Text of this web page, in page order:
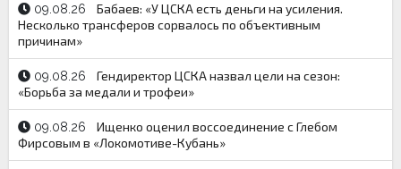
09.08.26
Бабаев: «У ЦСКА есть деньги на усиления.
Несколько трансферов сорвалось по объективным
причинам»
09.08.26
Гендиректор ЦСКА назвал цели на сезон:
«Борьба за медали и трофеи»
09.08.26
Ищенко оценил воссоединение с Глебом
Фирсовым в «Локомотиве-Кубань»